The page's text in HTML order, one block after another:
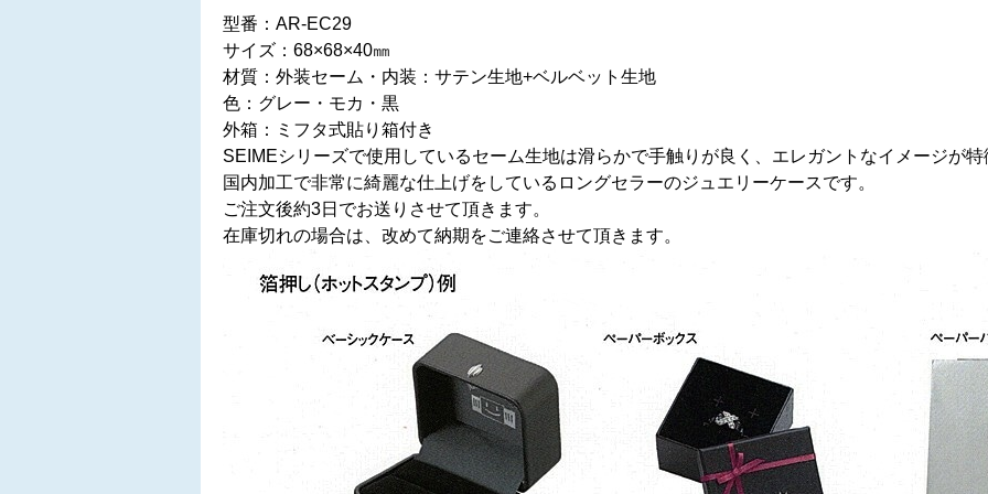
型番：AR-EC29
サイズ：68×68×40㎜
材質：外装セーム・内装：サテン生地+ベルベット生地
色：グレー・モカ・黒
外箱：ミフタ式貼り箱付き
SEIMEシリーズで使用しているセーム生地は滑らかで手触りが良く、エレガントなイメージが
国内加工で非常に綺麗な仕上げをしているロングセラーのジュエリーケースです。
ご注文後約3日でお送りさせて頂きます。
在庫切れの場合は、改めて納期をご連絡させて頂きます。